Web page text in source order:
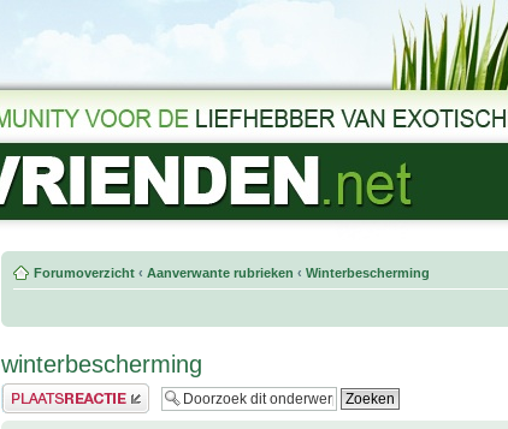
Forumoverzicht ‹ Aanverwante rubrieken ‹ Winterbescherming
winterbescherming
Plaats een reactie